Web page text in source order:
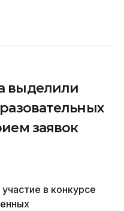
выделили
заявок
в конкурсе